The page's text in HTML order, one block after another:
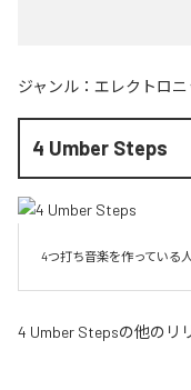
ジャンル： エレクトロニ
4 Umber Steps
4つ打ち音楽を作っている人
4 Umber Stepsの他のリ